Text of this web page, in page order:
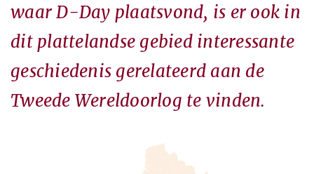
waar D-Day plaatsvond, is er ook in
dit plattelandse gebied interessante
geschiedenis gerelateerd aan de
Tweede Wereldoorlog te vinden.